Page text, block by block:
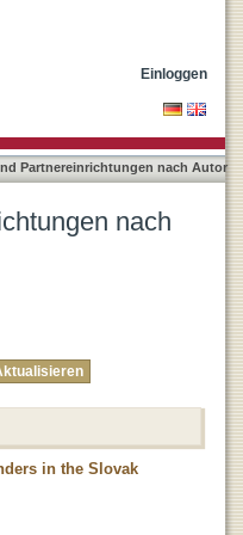
Einloggen
Partnereinrichtungen nach Autor
nach
in the Slovak